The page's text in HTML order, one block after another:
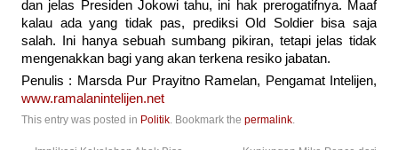
dan jelas Presiden Jokowi tahu, ini hak prerogatifnya. Maaf
kalau ada yang tidak pas, prediksi Old Soldier bisa saja
salah. Ini hanya sebuah sumbang pikiran, tetapi jelas tidak
mengenakkan bagi yang akan terkena resiko jabatan.
Penulis : Marsda Pur Prayitno Ramelan, Pengamat Intelijen,
www.ramalanintelijen.net
This entry was posted in Politik . Bookmark the permalink